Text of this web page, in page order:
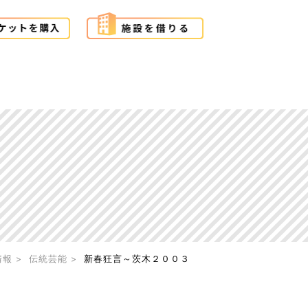
報 伝統芸能 新春狂言～茨木２００３